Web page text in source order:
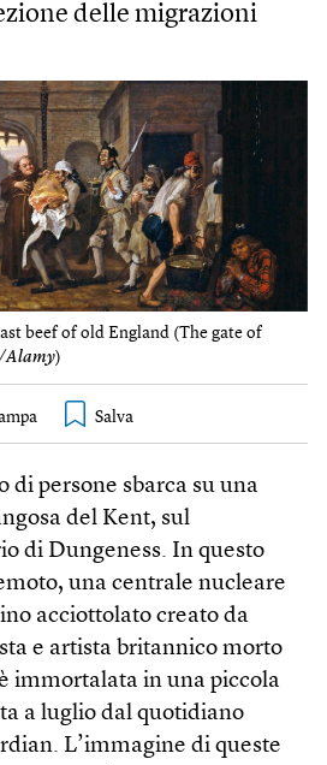
delle migrazioni
beef of old England (The gate of
Alamy)
di persone sbarca su una
del Kent, sul
di Dungeness. In questo
una centrale nucleare
acciottolato creato da
e artista britannico morto
immortalata in una piccola
a luglio dal quotidiano
L’immagine di queste